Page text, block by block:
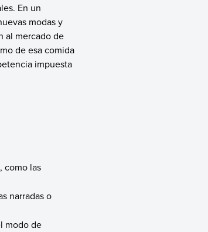
En un
modas y
al mercado de
de esa comida
impuesta
como las
narradas o
modo de